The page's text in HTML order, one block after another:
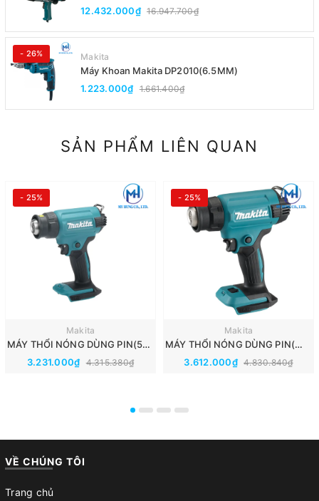
12.432.000₫ 16.947.700₫
- 26% Makita
Máy Khoan Makita DP2010(6.5MM)
1.223.000₫ 1.661.400₫
SẢN PHẨM LIÊN QUAN
- 25%
Makita
MÁY THỔI NÓNG DÙNG PIN(550℃)(18V) MAKITA DHG180ZK
3.231.000₫ 4.315.380₫
- 25%
Makita
MÁY THỔI NÓNG DÙNG PIN(～550℃)(18V) MAKITA DHG181ZK
3.612.000₫ 4.830.840₫
VỀ CHÚNG TÔI
Trang chủ